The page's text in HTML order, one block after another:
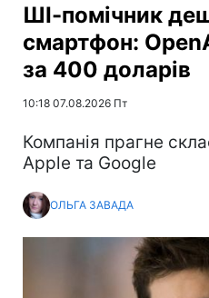
ШІ-помічник
смартфон:
за 400 доларів
10:18 07.08.2026 Пт
Компанія прагне
Apple та Google
ОЛЬГА ЗАВАДА